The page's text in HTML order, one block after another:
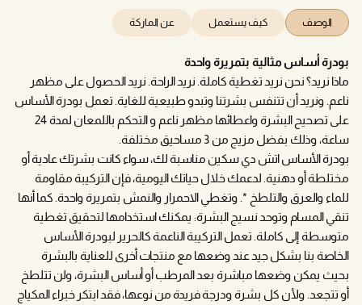
الوصف كيف يستعمل عن الماركة
بودرة أساس مثالية بتمريرة واحدة
ماذا نريد؟ نحن نريد تغطية كاملة. نريد الراحة. نريد الحصول على مظهر
ناعم. ونريد أن تتنفس بشرتنا وتبدو طبيعية للغاية. تعمل بودرة الأساس
على تصحيح البشرة واعطائها مظهر ناعم و التحكم باللمعان لمدة 24
ساعة، وذلك بفضل مزيج من 3 مساحيق مختلفة.
بودرة الأساس اتش دي سكين مناسبة لك، سواء كانت بشرتك عادية أو
مختلطة أو دهنية. لدعمك خلال حياتك اليومية، فإن التركيبة مقاومة
للماء والعرق والتلطخ *. وتغطي الاحمرار والنمش بتمريرة واحدة. كما أنها
تنقي المسام وتوحد نسيج البشرة: يمكنك استخدامها لتحقيق تغطية
متوسطة إلى كاملة. تعمل التركيبة الناعمة كالحرير لبودرة الأساس
الخاصة بنا بشكل جيد عند وضعها مع منتجات أخرى للعناية بالبشرة
بحيث يمكن وضعها مباشرة بعد المرطب أو أساس البشرة، ولن تتلطخ
أو تتجعد. ولأن كل بشرة ودرجة فريدة من نوعها، فقد ابتكر خبراء المكياج